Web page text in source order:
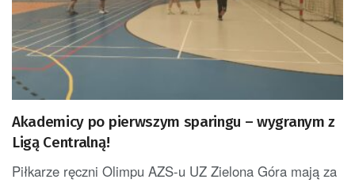
Akademicy po pierwszym sparingu – wygranym z
Ligą Centralną!
Piłkarze ręczni Olimpu AZS-u UZ Zielona Góra mają za